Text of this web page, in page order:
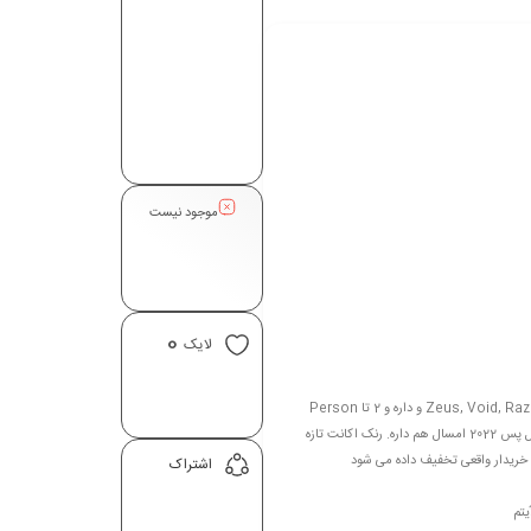
توضيحات : این اکانت دارای بتل پس 2022 تا لول 681 می باشد. 4 تا آرکانا Zeus, Void, Razor, Phantom Assassin و داره و 2 تا Person
های Phantom و CM رو داره. تمام آیتم های Rare، Very Rare، Ultra Rare در 4 تا Treasure بتل پس 2022 امسال هم داره. رنک اکانت تازه
موجود نیست
لایک 0
اشتراک